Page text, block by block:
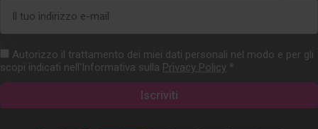
mail
Autorizzo il trattamento dei miei dati personali nel modo e per gli
scopi indicati nell'Informativa sulla Privacy Policy *